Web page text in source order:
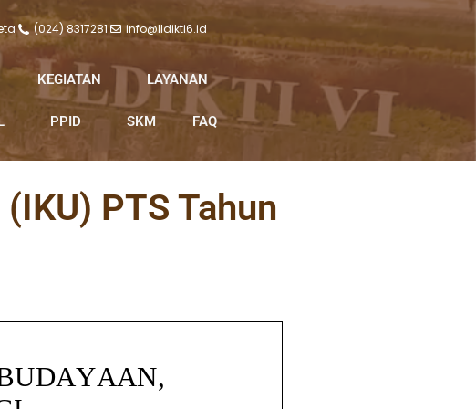
(024) 8317281 info@lldikti6.id
KEGIATAN LAYANAN
PPID SKM FAQ
PTS Tahun